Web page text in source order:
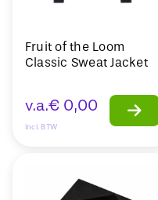
Fruit of the Loom
Classic Sweat Jacket
v.a.€ 0,00
Incl. BTW